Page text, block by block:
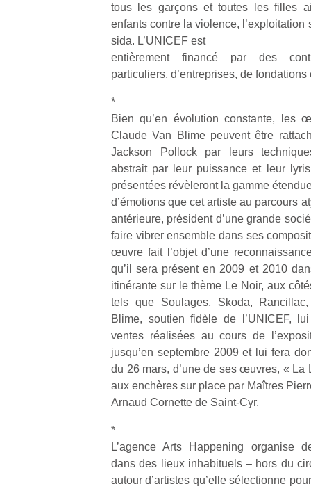
tous les garçons et toutes les filles
enfants contre la violence, l’exploitation
sida. L’UNICEF est
entièrement financé par des
particuliers, d’entreprises, de
*
Bien qu’en évolution constante, les
Claude Van Blime peuvent être
Jackson Pollock par leurs
abstrait par leur puissance et leur
présentées révèleront la gamme
d’émotions que cet artiste au parcours
antérieure, président d’une grande
faire vibrer ensemble dans ses
œuvre fait l’objet d’une
qu’il sera présent en 2009 et 2010
itinérante sur le thème Le Noir, aux
tels que Soulages, Skoda,
Blime, soutien fidèle de l’UNICEF,
ventes réalisées au cours de
jusqu’en septembre 2009 et lui fera
du 26 mars, d’une de ses œuvres, « La
aux enchères sur place par Maîtres
Arnaud Cornette de Saint-Cyr.
*
L’agence Arts Happening organise
dans des lieux inhabituels – hors du
autour d’artistes qu’elle sélectionne
NextGen,
nouvelle
trottinette
mécanique
Beeper
enfants
débordent
souvent
d’énergie.
Varier les
occupations
simple.
Conjuguer
activité
Des
trampolines
pour les
grands et
les petits !
Durant les
vacances
estivales
retour des
beaux
jours, c’est
l’occasion
enfants
de…